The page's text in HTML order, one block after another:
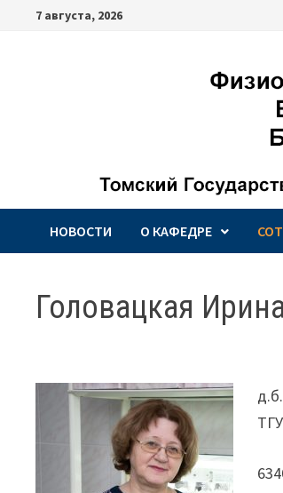
Перейти7 августа, 2026
НОВОСТИ О КАФЕДРЕ
Головацкая